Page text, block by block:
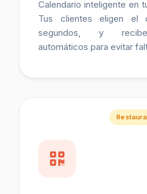
Calendario inteligente en
Tus clientes eligen
segundos, y
automáticos para evitar